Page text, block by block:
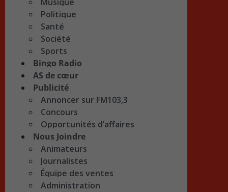
Politique
Santé
Société
Sports
Bingo Radio
AS de cœur
Publicité
Annoncer sur FM103,3
Concours
Opportunités d’affaires
Nous Joindre
Animateurs
Journalistes
Équipe des ventes
Administration